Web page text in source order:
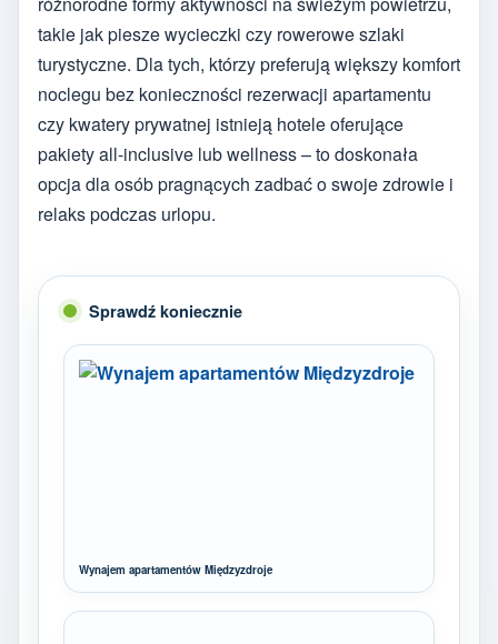
takie jak piesze wycieczki czy rowerowe szlaki
turystyczne. Dla tych, którzy preferują większy komfort
noclegu bez konieczności rezerwacji apartamentu
czy kwatery prywatnej istnieją hotele oferujące
pakiety all-inclusive lub wellness – to doskonała
opcja dla osób pragnących zadbać o swoje zdrowie i
relaks podczas urlopu.
Sprawdź koniecznie
Wynajem apartamentów Międzyzdroje